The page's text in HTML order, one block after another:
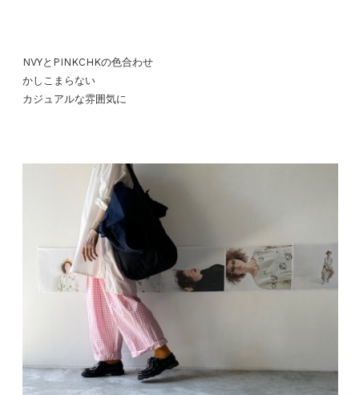
NVYとPINKCHKの色合わせ
かしこまらない
カジュアルな雰囲気に